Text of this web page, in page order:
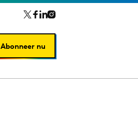
Abonneer nu
Abonneer nu